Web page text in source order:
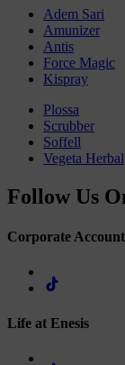
Adem Sari
Amunizer
Antis
Force Magic
Kispray
Plossa
Scrubber
Soffell
Vegeta Herbal
Follow Us
Corporate Account
Life at Enesis